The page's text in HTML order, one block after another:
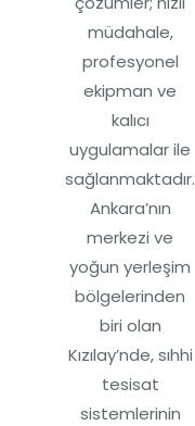
müdahale,
profesyonel
ekipman ve
kalıcı
uygulamalar ile
sağlanmaktadır.
Ankara’nın
merkezi ve
yoğun yerleşim
bölgelerinden
biri olan
Kızılay’nde, sıhhi
tesisat
sistemlerinin